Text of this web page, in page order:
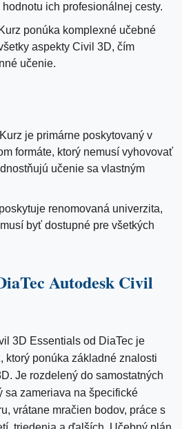
ich profesionálnej cesty.
Kurz ponúka komplexné učebné
aspekty Civil 3D, čím
učenie.
Kurz je primárne poskytovaný v
formáte, ktorý nemusí vyhovovať
učenie sa vlastným
renomovaná univerzita,
byť dostupné pre všetkých
Autodesk Civil
3D Essentials od DiaTec je
ktorý ponúka základné znalosti
Je rozdelený do samostatných
sa zameriava na špecifické
vrátane mračien bodov, práce s